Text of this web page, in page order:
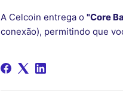
A Celcoin entrega o"Core
conexão), permitindo que